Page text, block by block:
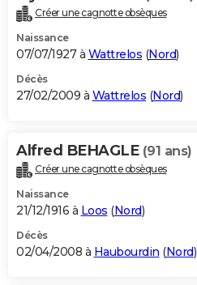
Créer une cagnotte obsèques
Naissance
07/07/1927 à Wattrelos (Nord)
Décès
27/02/2009 à Wattrelos (Nord)
Alfred BEHAGLE (91 ans)
Créer une cagnotte obsèques
Naissance
21/12/1916 à Loos (Nord)
Décès
02/04/2008 à Haubourdin (Nord)